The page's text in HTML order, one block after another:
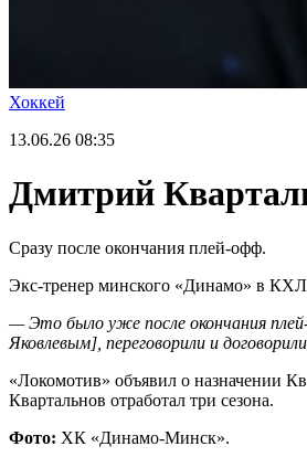
Хоккей
13.06.26 08:35
Дмитрий
Сразу после окончания плей-офф.
Экс-тренер минского «Динамо» в КХЛ
—Это было уже после окончания
Яковлевым], переговорили и
«Локомотив» объявил о назначении
Квартальнов отработал три сезона.
Фото: ХК «Динамо-Минск».